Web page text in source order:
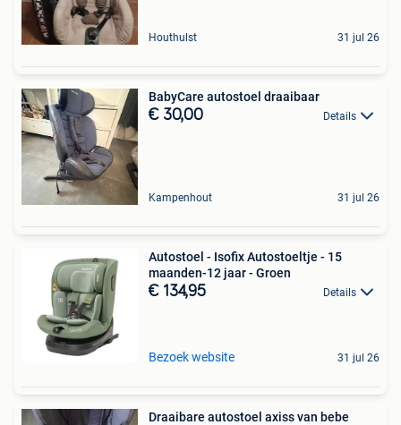
Houthulst 31 jul 26
BabyCare autostoel draaibaar
€ 30,00 Details
Kampenhout 31 jul 26
Autostoel - Isofix Autostoeltje - 15
maanden-12 jaar - Groen
€ 134,95 Details
Bezoek website 31 jul 26
Draaibare autostoel axiss van bebe